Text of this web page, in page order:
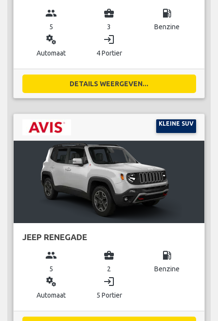
group
5
business_center
3
local_gas_station
Benzine
miscellaneous_services
Automaat
login
4 Portier
DETAILS WEERGEVEN...
KLEINE SUV
JEEP RENEGADE
group
5
business_center
2
local_gas_station
Benzine
miscellaneous_services
Automaat
login
5 Portier